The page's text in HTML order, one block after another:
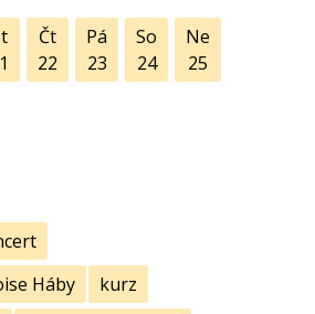
Čt
22
Pá
23
So
24
Ne
25
Háby
kurz